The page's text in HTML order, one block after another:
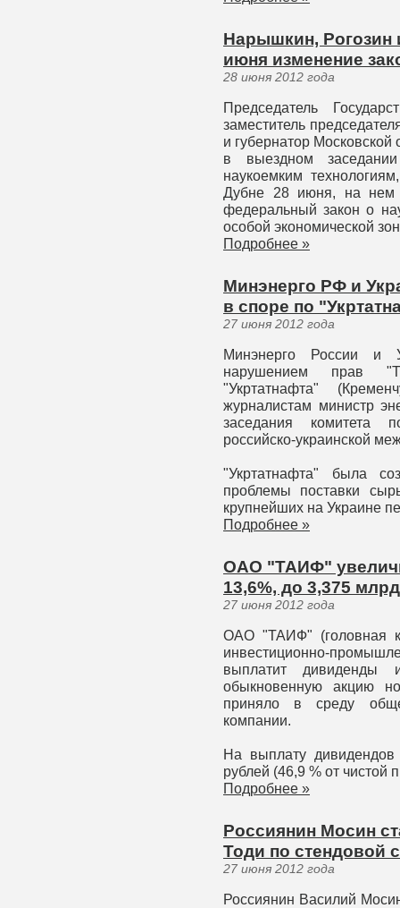
Нарышкин, Рогозин
июня изменение
28 июня 2012 года
Председатель
заместитель
и губернатор
в выездном
наукоемким
Дубне 28 июня, на нем
федеральный закон о
особой экономической
Подробнее »
Минэнерго РФ и
в споре по
27 июня 2012 года
Минэнерго России и
нарушением прав
"Укртатнафта"
журналистам министр
заседания комитета
российско-украинской
"Укртатнафта" была
проблемы поставки
крупнейших на Украине
Подробнее »
ОАО "ТАИФ"
13,6%, до 3,375
27 июня 2012 года
ОАО "ТАИФ" (головная
инвестиционно-
выплатит
обыкновенную акцию
приняло в среду
компании.
На выплату
рублей (46,9 % от чистой
Подробнее »
Россиянин Мосин
Тоди по стендовой
27 июня 2012 года
Россиянин Василий